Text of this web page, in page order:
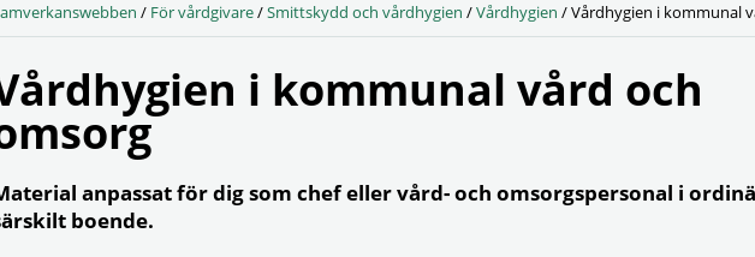
/ För vårdgivare/Smittskydd och vårdhygien /Vårdhygien /Vårdhygien i kommunal
i kommunal vård och
anpassat för dig som chef eller vård- och omsorgspersonal i
boende.